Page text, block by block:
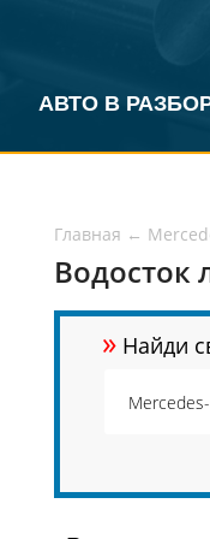
АВТО В
Главная ←
Водосток
» Найди